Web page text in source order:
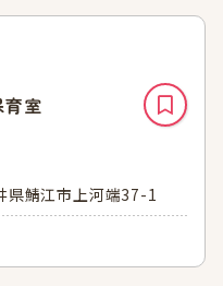
室
県鯖江市上河端37-1